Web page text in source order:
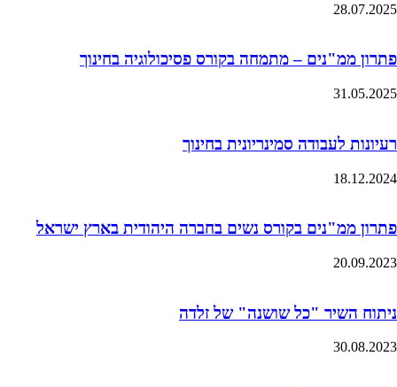
28.07.2025
פתרון ממ"נים – מתמחה בקורס פסיכולוגיה בחינוך
31.05.2025
רעיונות לעבודה סמינריונית בחינוך
18.12.2024
פתרון ממ"נים בקורס נשים בחברה היהודית בארץ ישראל
20.09.2023
ניתוח השיר "כל שושנה" של זלדה
30.08.2023